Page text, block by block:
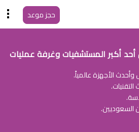
حجز موعد
أحد أكبر المستشفيات وغرفة عمليات
الأجهزة عالمياً.
السعوديين.